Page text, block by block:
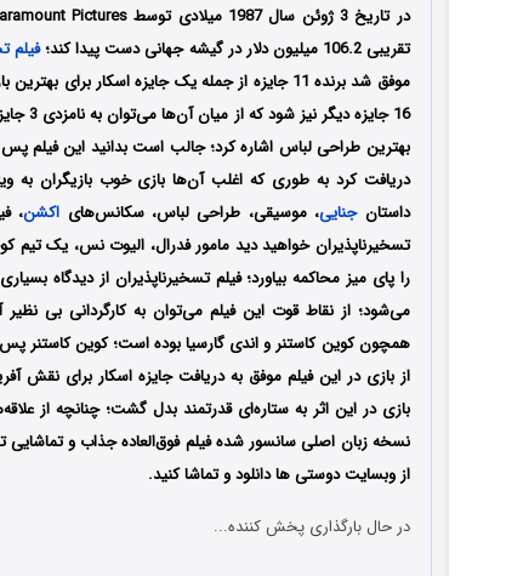
تقریبی 106.2 میلیون دلار در گیشه جهانی دست پیدا کند؛
فیلم
موفق شد برنده 11 جایزه از جمله یک جایزه اسکار
16
بهترین طراحی لباس اشاره کرد؛ جالب است بدانید این فیلم
دریافت کرد به طوری که اغلب آن‌ها بازی خوب بازیگران به
داستانجنایی، موسیقی، طراحی لباس، سکانس‌های اکشن،
تسخیرناپذیران خواهید دید مامور فدرال، الیوت نس، یک
را پای میز محاکمه بیاورد؛ فیلم تسخیرناپذیران از دیدگاه
می‌شود؛ از نقاط قوت این فیلم می‌توان به کارگردانی بی نظیر
همچون کوین کاستنر و اندی گارسیا بوده‌ است؛ کوین کاستنر
از بازی در این فیلم موفق به دریافت جایزه اسکار برای نقش
بازی در این اثر به ستاره‌ای قدرتمند بدل گشت؛ چنانچه از
نسخه زبان اصلی سانسور شده فیلم فوق‌العاده جذاب و
از وبسایت دوستی ها دانلود و تماشا کنید.
در حال بارگذاری پخش کننده...